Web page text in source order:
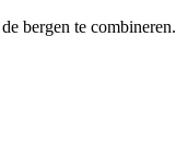
bergen te combineren.